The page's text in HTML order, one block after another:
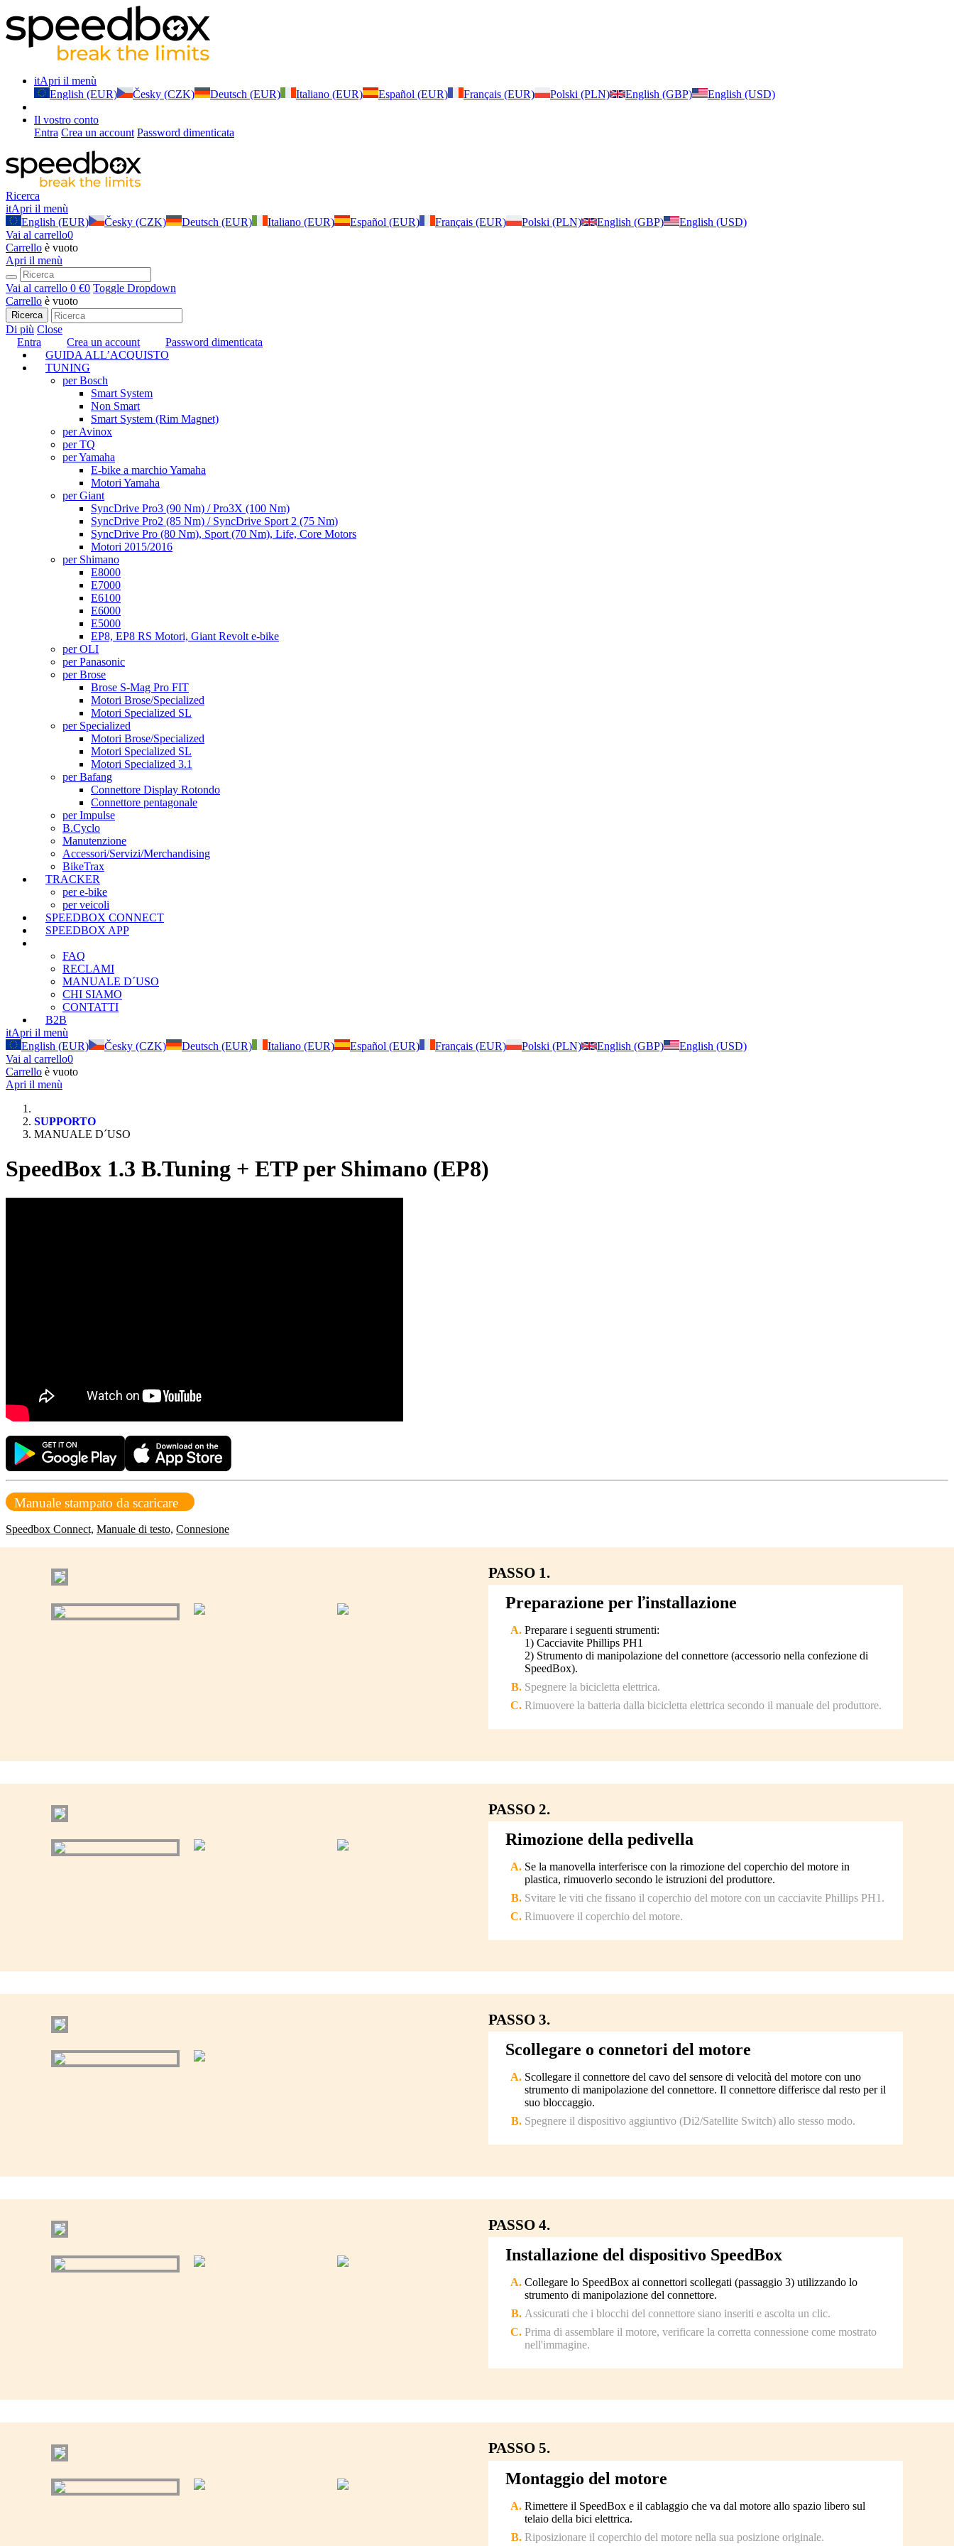
itApri il menù
English (EUR)
Česky (CZK) Deutsch (EUR) Italiano (EUR) Español (EUR) Français (EUR) Polski (PLN) English (GBP) English (USD)
Il vostro conto
Entra Crea un account Password dimenticata
Ricerca
itApri il menù
English (EUR)
Česky (CZK) Deutsch (EUR) Italiano (EUR) Español (EUR) Français (EUR) Polski (PLN) English (GBP)
English (USD)
Vai al carrello0
Carrello è vuoto
Apri il menù
Vai al carrello 0 €0 Toggle Dropdown
Carrello è vuoto
Ricerca
Di più Close
Entra
Crea un account
Password dimenticata
GUIDA ALL’ACQUISTO
TUNING
per Bosch
Smart System
Non Smart
Smart System (Rim Magnet)
per Avinox
per TQ
per Yamaha
E-bike a marchio Yamaha
Motori Yamaha
per Giant
SyncDrive Pro3 (90 Nm) / Pro3X (100 Nm)
SyncDrive Pro2 (85 Nm) / SyncDrive Sport 2 (75 Nm)
SyncDrive Pro (80 Nm), Sport (70 Nm), Life, Core Motors
Motori 2015/2016
per Shimano
E8000
E7000
E6100
E6000
E5000
EP8, EP8 RS Motori, Giant Revolt e-bike
per OLI
per Panasonic
per Brose
Brose S-Mag Pro FIT
Motori Brose/Specialized
Motori Specialized SL
per Specialized
Motori Brose/Specialized
Motori Specialized SL
Motori Specialized 3.1
per Bafang
Connettore Display Rotondo
Connettore pentagonale
per Impulse
B.Cyclo
Manutenzione
Accessori/Servizi/Merchandising
BikeTrax
TRACKER
per e-bike
per veicoli
SPEEDBOX CONNECT
SPEEDBOX APP
FAQ
RECLAMI
MANUALE D´USO
CHI SIAMO
CONTATTI
B2B
itApri il menù
English (EUR)
Česky (CZK) Deutsch (EUR) Italiano (EUR) Español (EUR) Français (EUR) Polski (PLN) English (GBP)
English (USD)
Vai al carrello0
Carrello è vuoto
Apri il menù
SUPPORTO
MANUALE D´USO
SpeedBox 1.3 B.Tuning + ETP per Shimano (EP8)
Manuale stampato da scaricare
Speedbox Connect, Manuale di testo, Connesione
PASSO 1.
Preparazione per ľinstallazione
Preparare i seguenti strumenti:
1) Cacciavite Phillips PH1
2) Strumento di manipolazione del connettore (accessorio nella confezione di
SpeedBox).
Spegnere la bicicletta elettrica.
Rimuovere la batteria dalla bicicletta elettrica secondo il manuale del produttore.
PASSO 2.
Rimozione della pedivella
Se la manovella interferisce con la rimozione del coperchio del motore in
plastica, rimuoverlo secondo le istruzioni del produttore.
Svitare le viti che fissano il coperchio del motore con un cacciavite Phillips PH1.
Rimuovere il coperchio del motore.
PASSO 3.
Scollegare o connetori del motore
Scollegare il connettore del cavo del sensore di velocità del motore con uno
strumento di manipolazione del connettore. Il connettore differisce dal resto per il
suo bloccaggio.
Spegnere il dispositivo aggiuntivo (Di2/Satellite Switch) allo stesso modo.
PASSO 4.
Installazione del dispositivo SpeedBox
Collegare lo SpeedBox ai connettori scollegati (passaggio 3) utilizzando lo
strumento di manipolazione del connettore.
Assicurati che i blocchi del connettore siano inseriti e ascolta un clic.
Prima di assemblare il motore, verificare la corretta connessione come mostrato
nell'immagine.
PASSO 5.
Montaggio del motore
Rimettere il SpeedBox e il cablaggio che va dal motore allo spazio libero sul
telaio della bici elettrica.
Riposizionare il coperchio del motore nella sua posizione originale.